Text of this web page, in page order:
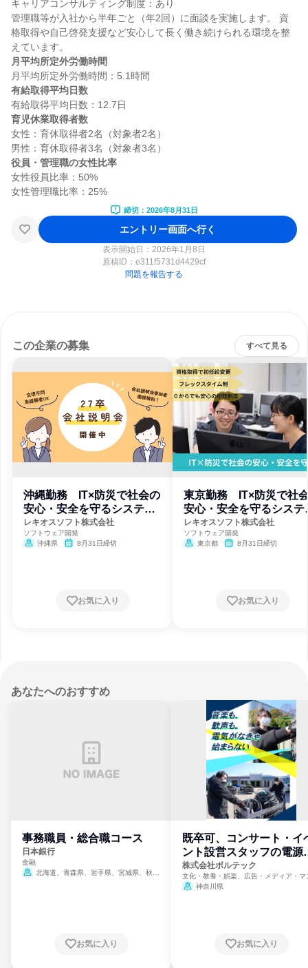
キャリアコンサルティング制度：あり
管理職等が入社から半年ごと（年2回）に面談を実施します。 資
格取得や自己啓発支援など安心して長く働き続けられる環境を整
月平均所定外労働時間
有給取得平均日数
育児休業取得者数
女性：育休取得者2名（対象者2名）
役員・管理職の女性比率
女性役員比率：50%
締切：2026年8月31日
エントリー画面へ行く
表示開始日：2026年1月8日
原稿ID： e311f5731d4429cf
問題を報告する
この企業の募集 すべて見る
沖縄勤務 IT×防災で社会の
安心・安全を守るシステム
を作る
レキオスソフト株式会社
ソフトウェア開発
沖縄県
8月31日締切
お気に入り
東京勤務 IT×防災で社
安心・安全を守るシステ
を作る
レキオスソフト株式会社
ソフトウェア開発
東京都
8月31日締切
お気に入り
あなたへのおすすめ
事務職員・総合職コース
日本銀行
金融
北海道、青森県、岩手県、宮城県、秋田
崎県、熊本県、大分県、宮崎県、鹿児島県、
お気に入り
既卒可、コンサート・イ
ント設営スタッフの電源
門
株式会社ボルテック
文化・教養・娯楽、広告・メディア・マ
ミ、電力・ガス・水道・エネルギー
神奈川県
お気に入り